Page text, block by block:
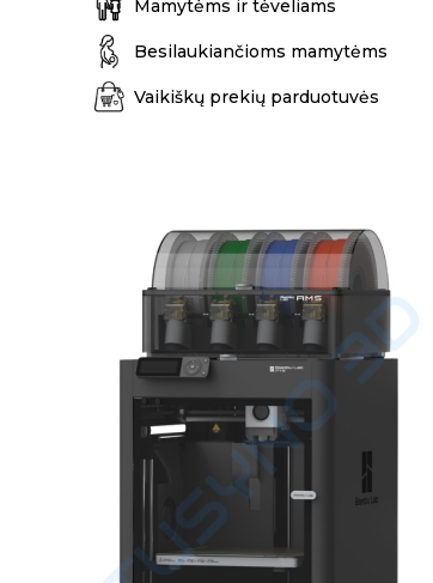
Mamytėms ir tėveliams
Besilaukiančioms mamytėms
Vaikiškų prekių parduotuvės